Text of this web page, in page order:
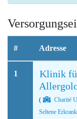
# Adresse
1
Klinik
( Charité
Seltene